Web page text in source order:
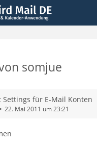
somjue
Settings für E-Mail Konten
22. Mai 2011 um 23:21